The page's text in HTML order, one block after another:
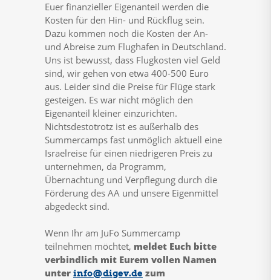
Euer finanzieller Eigenanteil werden die
Kosten für den Hin- und Rückflug sein.
Dazu kommen noch die Kosten der An-
und Abreise zum Flughafen in Deutschland.
Uns ist bewusst, dass Flugkosten viel Geld
sind, wir gehen von etwa 400-500 Euro
aus. Leider sind die Preise für Flüge stark
gesteigen. Es war nicht möglich den
Eigenanteil kleiner einzurichten.
Nichtsdestotrotz ist es außerhalb des
Summercamps fast unmöglich aktuell eine
Israelreise für einen niedrigeren Preis zu
unternehmen, da Programm,
Übernachtung und Verpflegung durch die
Förderung des AA und unsere Eigenmittel
abgedeckt sind.
Wenn Ihr am JuFo Summercamp
teilnehmen möchtet, meldet Euch bitte
verbindlich mit Eurem vollen Namen
unter info@digev.de zum